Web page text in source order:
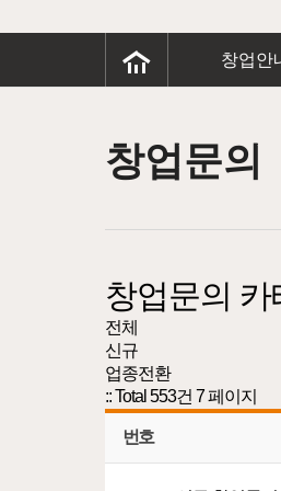
창업안
창업문의
창업문의 카
전체
신규
업종전환
:: Total 553건 7 페이지
번호